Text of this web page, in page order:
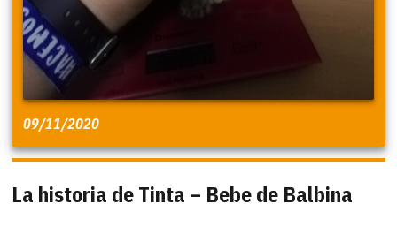
09/11/2020
La historia de Tinta – Bebe de Balbina